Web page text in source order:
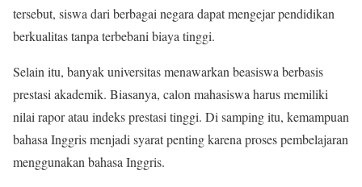
tersebut, siswa dari berbagai negara dapat mengejar pendidikan
berkualitas tanpa terbebani biaya tinggi.
Selain itu, banyak universitas menawarkan beasiswa berbasis
prestasi akademik. Biasanya, calon mahasiswa harus memiliki
nilai rapor atau indeks prestasi tinggi. Di samping itu, kemampuan
bahasa Inggris menjadi syarat penting karena proses pembelajaran
menggunakan bahasa Inggris.